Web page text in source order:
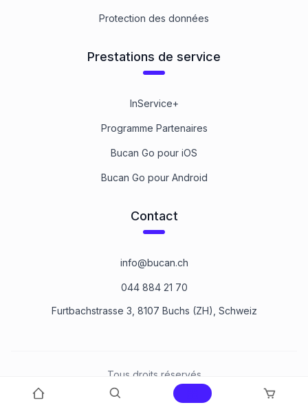
Protection des données
Prestations de service
InService+
Programme Partenaires
Bucan Go pour iOS
Bucan Go pour Android
Contact
info@bucan.ch
044 884 21 70
Furtbachstrasse 3, 8107 Buchs (ZH), Schweiz
Tous droits réservés
Bucan Befestigungstechnik AG